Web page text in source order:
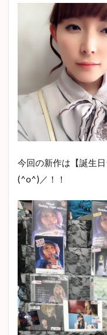
今回の新作は【誕生
(^o^)／！！